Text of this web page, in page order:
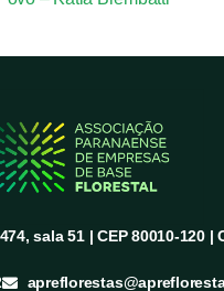
sala 51 | CEP 80010-120 |